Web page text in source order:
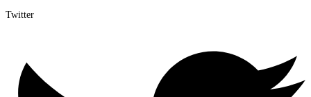
Twitter